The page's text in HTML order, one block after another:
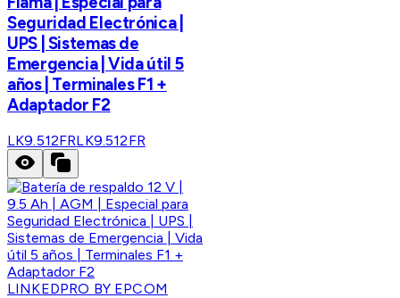
Seguridad Electrónica |
UPS | Sistemas de
Emergencia | Vida útil 5
años | Terminales F1 +
Adaptador F2
LK9.512FRLK9.512FR
LINKEDPRO BY EPCOM